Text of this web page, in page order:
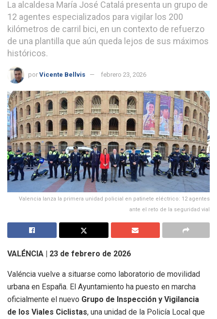
La alcaldesa María José Catalá presenta un grupo de
12 agentes especializados para vigilar los 200
kilómetros de carril bici, en un contexto de refuerzo
de una plantilla que aún queda lejos de sus máximos
históricos.
por Vicente Bellvis febrero 23, 2026
Valencia lanza la primera unidad policial en patinete eléctrico: 12 agentes
ante el reto de la seguridad vial
VALÉNCIA | 23 de febrero de 2026
Valéncia vuelve a situarse como laboratorio de movilidad
urbana en España. El Ayuntamiento ha puesto en marcha
oficialmente el nuevo Grupo de Inspección y Vigilancia
de los Viales Ciclistas, una unidad de la Policía Local que